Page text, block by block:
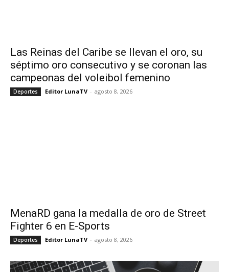
Las Reinas del Caribe se llevan el oro, su
séptimo oro consecutivo y se coronan las
campeonas del voleibol femenino
Deportes Editor LunaTV - agosto 8, 2026
MenaRD gana la medalla de oro de Street
Fighter 6 en E-Sports
Deportes Editor LunaTV - agosto 8, 2026